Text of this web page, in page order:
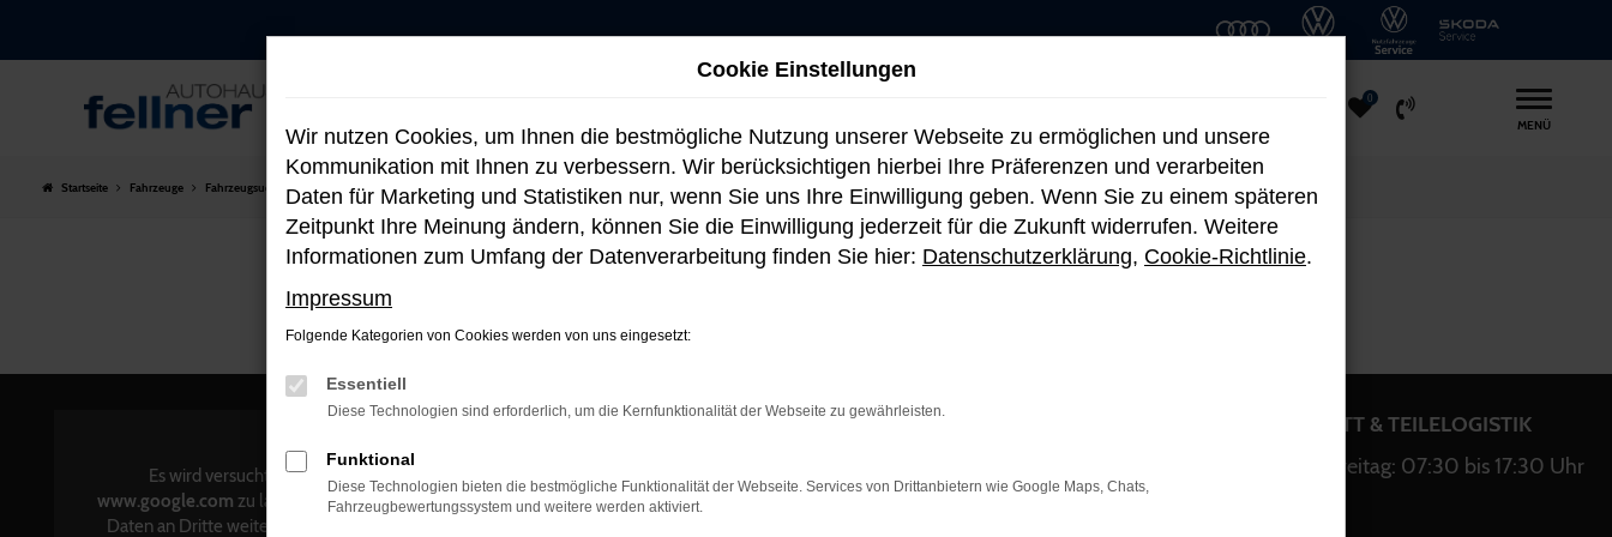
Hauptinhalt
MENÜ
0
Startseite Fahrzeuge Fahrzeugsuche
Es wird versucht, Inhalte von
www.google.com zu laden. Dabei können
Daten an Dritte weitergegeben werden.
KONTAKT
83607 Holzkirchen
VERKAUF
Uhr
WERKSTATT & TEILELOGISTIK
Montag bis Freitag: 07:30 bis 17:30 Uhr
Cookie Einstellungen
Wir nutzen Cookies, um Ihnen die bestmögliche Nutzung unserer Webseite zu ermöglichen und unsere
Kommunikation mit Ihnen zu verbessern. Wir berücksichtigen hierbei Ihre Präferenzen und verarbeiten
Daten für Marketing und Statistiken nur, wenn Sie uns Ihre Einwilligung geben. Wenn Sie zu einem späteren
Zeitpunkt Ihre Meinung ändern, können Sie die Einwilligung jederzeit für die Zukunft widerrufen. Weitere
Informationen zum Umfang der Datenverarbeitung finden Sie hier: Datenschutzerklärung, Cookie-Richtlinie.
Impressum
Folgende Kategorien von Cookies werden von uns eingesetzt:
Essentiell
Diese Technologien sind erforderlich, um die Kernfunktionalität der Webseite zu gewährleisten.
Funktional
Diese Technologien bieten die bestmögliche Funktionalität der Webseite. Services von Drittanbietern wie Google Maps, Chats,
Fahrzeugbewertungssystem und weitere werden aktiviert.